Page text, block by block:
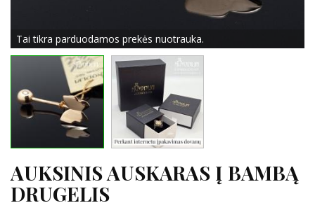
Tai tikra parduodamos prekės nuotrauka.
AUKSINIS AUSKARAS Į BAMBĄ
DRUGELIS